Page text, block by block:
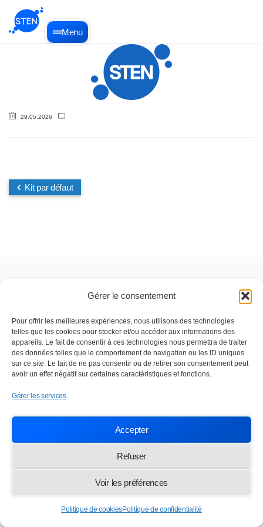
Gérer le consentement
Pour offrir les meilleures expériences, nous utilisons des technologies
telles que les cookies pour stocker et/ou accéder aux informations des
appareils. Le fait de consentir à ces technologies nous permettra de traiter
des données telles que le comportement de navigation ou les ID uniques
sur ce site. Le fait de ne pas consentir ou de retirer son consentement peut
avoir un effet négatif sur certaines caractéristiques et fonctions.
Gérer les services
Accepter
Refuser
Voir les préférences
Politique de cookiesPolitique de confidentialité
Menu
29.05.2026
Kit par défaut
Nettoyage industriel depuis 1984
SOC TRAVAUX ENTRETIEN NETTOYAGE
Paris,13 rue des Frères Lumière 77100 Meaux
info@lasten.fr
© 2026 STEN — Tous droits réservés